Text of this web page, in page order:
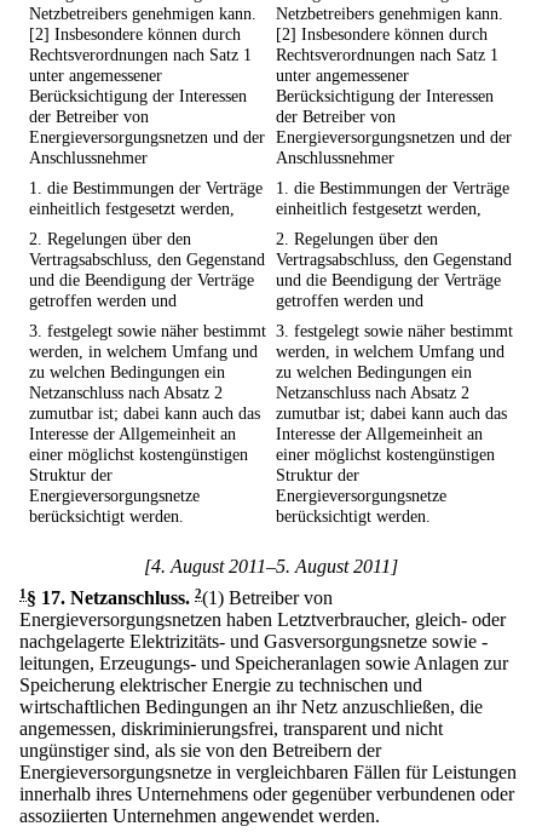
Netzbetreibers genehmigen kann.
[2] Insbesondere können durch
Rechtsverordnungen nach Satz 1
unter angemessener
Berücksichtigung der Interessen
der Betreiber von
Energieversorgungsnetzen und der
Anschlussnehmer
Netzbetreibers genehmigen kann.
[2] Insbesondere können durch
Rechtsverordnungen nach Satz 1
unter angemessener
Berücksichtigung der Interessen
der Betreiber von
Energieversorgungsnetzen und der
Anschlussnehmer
1. die Bestimmungen der Verträge
einheitlich festgesetzt werden,
1. die Bestimmungen der Verträge
einheitlich festgesetzt werden,
2. Regelungen über den
Vertragsabschluss, den Gegenstand
und die Beendigung der Verträge
getroffen werden und
2. Regelungen über den
Vertragsabschluss, den Gegenstand
und die Beendigung der Verträge
getroffen werden und
3. festgelegt sowie näher bestimmt
werden, in welchem Umfang und
zu welchen Bedingungen ein
Netzanschluss nach Absatz 2
zumutbar ist; dabei kann auch das
Interesse der Allgemeinheit an
einer möglichst kostengünstigen
Struktur der
Energieversorgungsnetze
berücksichtigt werden.
3. festgelegt sowie näher bestimmt
werden, in welchem Umfang und
zu welchen Bedingungen ein
Netzanschluss nach Absatz 2
zumutbar ist; dabei kann auch das
Interesse der Allgemeinheit an
einer möglichst kostengünstigen
Struktur der
Energieversorgungsnetze
berücksichtigt werden.
[4. August 2011–5. August 2011]
1§ 17. Netzanschluss. 2(1) Betreiber von
Energieversorgungsnetzen haben Letztverbraucher, gleich- oder
nachgelagerte Elektrizitäts- und Gasversorgungsnetze sowie -
leitungen, Erzeugungs- und Speicheranlagen sowie Anlagen zur
Speicherung elektrischer Energie zu technischen und
wirtschaftlichen Bedingungen an ihr Netz anzuschließen, die
angemessen, diskriminierungsfrei, transparent und nicht
ungünstiger sind, als sie von den Betreibern der
Energieversorgungsnetze in vergleichbaren Fällen für Leistungen
innerhalb ihres Unternehmens oder gegenüber verbundenen oder
assoziierten Unternehmen angewendet werden.